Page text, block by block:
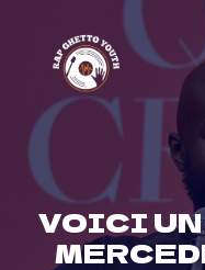
content
VOICI UN